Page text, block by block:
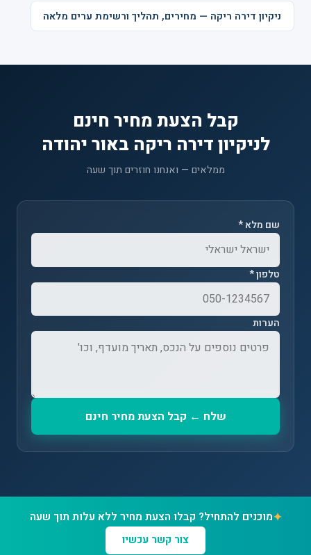
ניקיון דירה ריקה — מחירים, תהליך ורשימת ערים מלאה
קבל הצעת מחיר חינם
לניקיון דירה ריקה באור יהודה
ממלאים — ואנחנו חוזרים תוך שעה
שם מלא *
טלפון *
הערות
שלח ← קבל הצעת מחיר חינם
✦מוכנים להתחיל? קבלו הצעת מחיר ללא עלות תוך שעה
צור קשר עכשיו